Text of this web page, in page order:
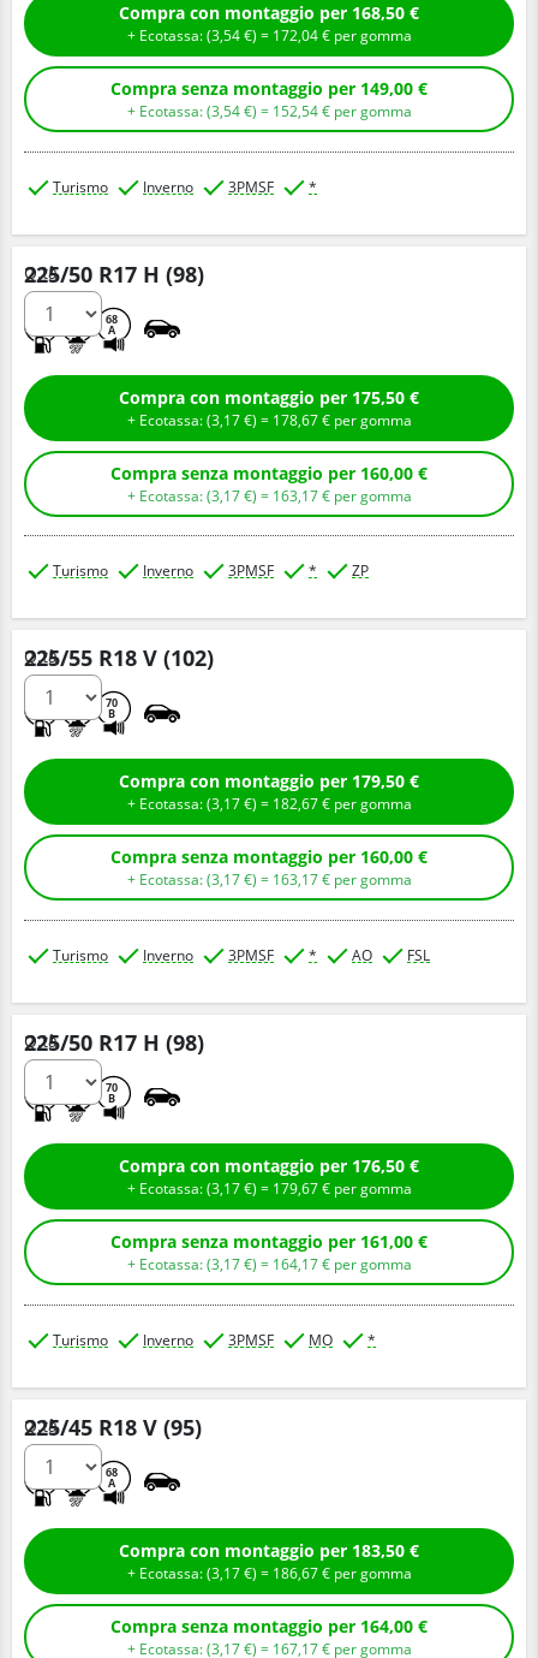
Compra con montaggio per 168,50 €
+ Ecotassa: (3,54€ ) = 172,04€ per gomma
Compra senza montaggio per 149,00 €
+ Ecotassa: (3,54€ ) = 152,54€ per gomma
Turismo Inverno 3PMSF *
225/50 R17 H (98)
68
A
Q.tà
Compra con montaggio per 175,50 €
+ Ecotassa: (3,17€ ) = 178,67€ per gomma
Compra senza montaggio per 160,00 €
+ Ecotassa: (3,17€ ) = 163,17€ per gomma
Turismo Inverno 3PMSF * ZP
225/55 R18 V (102)
70
B
Q.tà
Compra con montaggio per 179,50 €
+ Ecotassa: (3,17€ ) = 182,67€ per gomma
Compra senza montaggio per 160,00 €
+ Ecotassa: (3,17€ ) = 163,17€ per gomma
Turismo Inverno 3PMSF * AO FSL
225/50 R17 H (98)
70
B
Q.tà
Compra con montaggio per 176,50 €
+ Ecotassa: (3,17€ ) = 179,67€ per gomma
Compra senza montaggio per 161,00 €
+ Ecotassa: (3,17€ ) = 164,17€ per gomma
Turismo Inverno 3PMSF MO *
225/45 R18 V (95)
68
A
Q.tà
Compra con montaggio per 183,50 €
+ Ecotassa: (3,17€ ) = 186,67€ per gomma
Compra senza montaggio per 164,00 €
+ Ecotassa: (3,17€ ) = 167,17€ per gomma